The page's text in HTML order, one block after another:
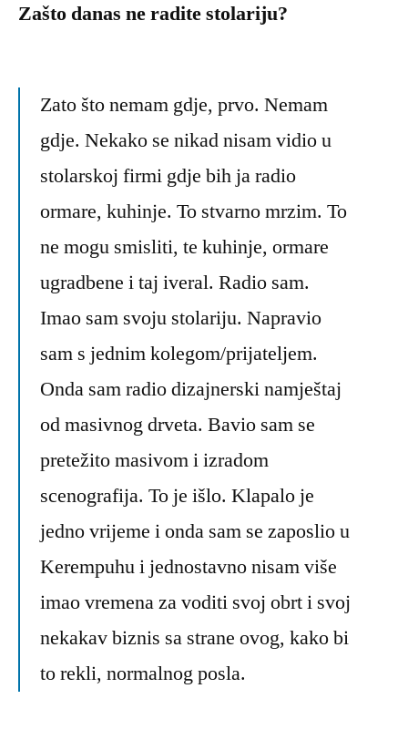
Zašto danas ne radite stolariju?
Zato što nemam gdje, prvo. Nemam
gdje. Nekako se nikad nisam vidio u
stolarskoj firmi gdje bih ja radio
ormare, kuhinje. To stvarno mrzim. To
ne mogu smisliti, te kuhinje, ormare
ugradbene i taj iveral. Radio sam.
Imao sam svoju stolariju. Napravio
sam s jednim kolegom/prijateljem.
Onda sam radio dizajnerski namještaj
od masivnog drveta. Bavio sam se
pretežito masivom i izradom
scenografija. To je išlo. Klapalo je
jedno vrijeme i onda sam se zaposlio u
Kerempuhu i jednostavno nisam više
imao vremena za voditi svoj obrt i svoj
nekakav biznis sa strane ovog, kako bi
to rekli, normalnog posla.